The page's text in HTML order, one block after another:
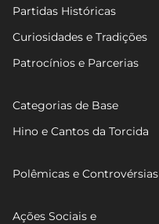
Partidas Históricas
Curiosidades e Tradições
Patrocínios e Parcerias
Categorias de Base
Hino e Cantos da Torcida
Polêmicas e Controvérsias
Ações Sociais e